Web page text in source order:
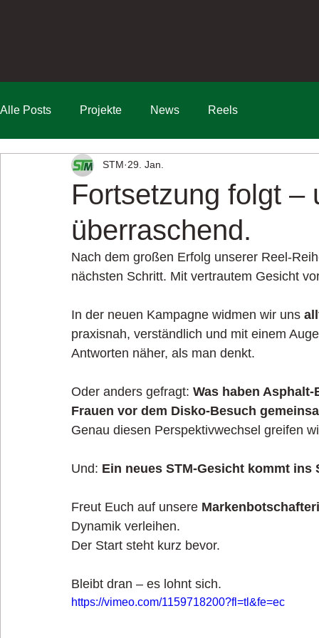
Alle Posts Projekte News Reels
Fortsetzung folgt –
überraschend.
STM 29. Jan.
Nach dem großen Erfolg unserer Reel-
nächsten Schritt. Mit vertrautem Gesicht
In der neuen Kampagne widmen wir uns
praxisnah, verständlich und mit einem
Antworten näher, als man denkt.
Oder anders gefragt: Was haben
Frauen vor dem Disko-Besuch
Genau diesen Perspektivwechsel greifen
Und: Ein neues STM-Gesicht kommt ins
Freut Euch auf unsere
Dynamik verleihen.
Der Start steht kurz bevor.
Bleibt dran – es lohnt sich.
https://vimeo.com/1159718200?fl=tl&fe=ec